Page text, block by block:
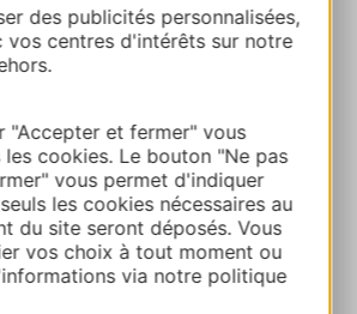
des publicités personnalisées,
vos centres d'intérêts sur notre
"Accepter et fermer" vous
cookies. Le bouton "Ne pas
vous permet d'indiquer
les cookies nécessaires au
du site seront déposés. Vous
vos choix à tout moment ou
via notre politique
CONFORT TOULOUSE
AEROPORT
tuo percorso
97 04